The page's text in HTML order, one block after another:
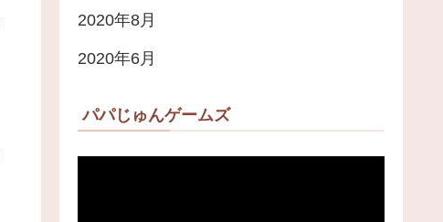
2020年8月
2020年6月
パパじゅんゲームズ